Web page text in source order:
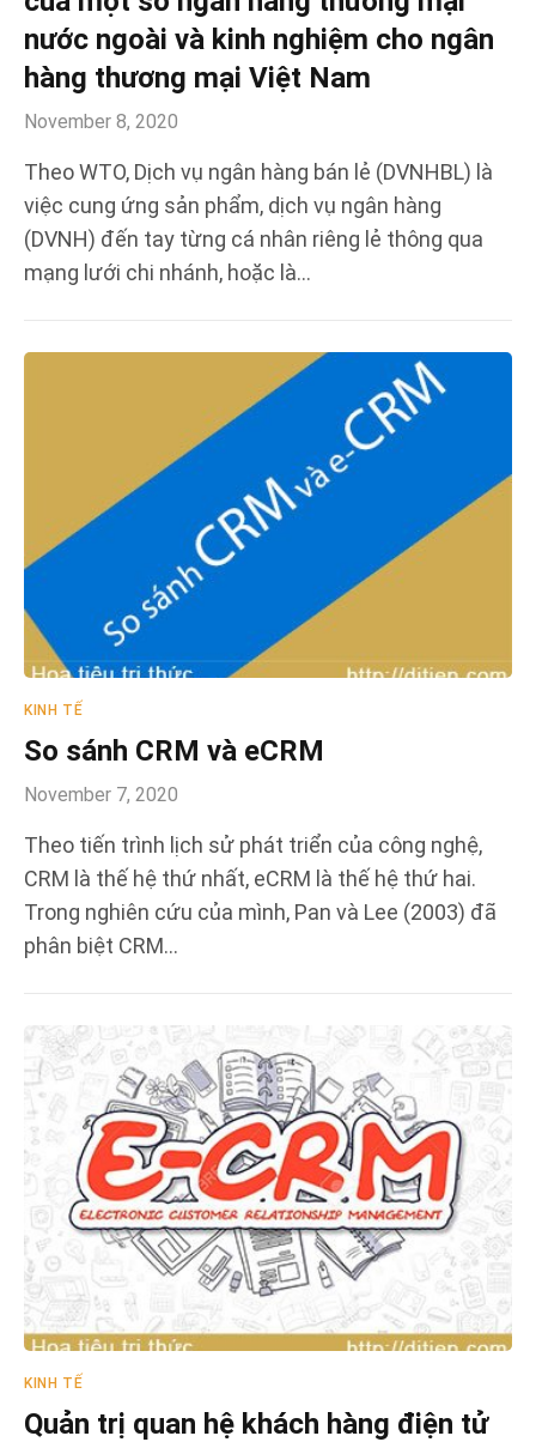
nước ngoài và kinh nghiệm cho ngân
hàng thương mại Việt Nam
November 8, 2020
Theo WTO, Dịch vụ ngân hàng bán lẻ (DVNHBL) là
việc cung ứng sản phẩm, dịch vụ ngân hàng
(DVNH) đến tay từng cá nhân riêng lẻ thông qua
mạng lưới chi nhánh, hoặc là…
KINH TẾ
So sánh CRM và eCRM
November 7, 2020
Theo tiến trình lịch sử phát triển của công nghệ,
CRM là thế hệ thứ nhất, eCRM là thế hệ thứ hai.
Trong nghiên cứu của mình, Pan và Lee (2003) đã
phân biệt CRM…
KINH TẾ
Quản trị quan hệ khách hàng điện tử